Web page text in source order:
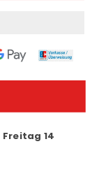
Freitag 14